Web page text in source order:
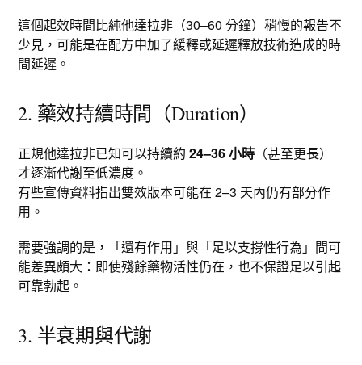
這個起效時間比純他達拉非（30–60 分鐘）稍慢的報告不
少見，可能是在配方中加了緩釋或延遲釋放技術造成的時
間延遲。​
2. 藥效持續時間（Duration）
正規他達拉非已知可以持續約24–36 小時 （甚至更長）
才逐漸代謝至低濃度。​
有些宣傳資料指出雙效版本可能在 2–3 天內仍有部分作
用。​
需要強調的是，「還有作用」與「足以支撐性行為」間可
能差異頗大：即使殘餘藥物活性仍在，也不保證足以引起
可靠勃起。
3. 半衰期與代謝